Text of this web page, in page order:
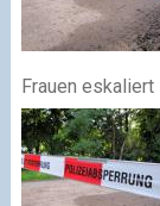
Frauen